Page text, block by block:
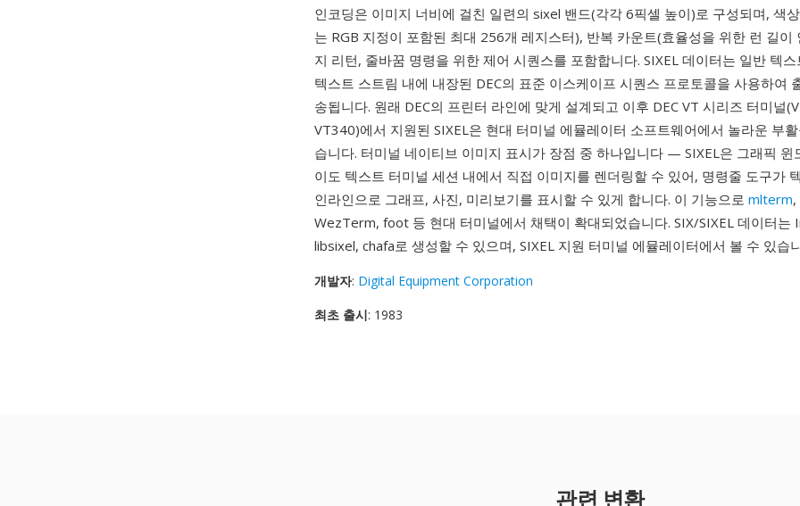
인코딩은 이미지 너비에 걸친 일련의 sixel 밴드(각각 6픽셀 높이)로 구성되며, 색
는 RGB 지정이 포함된 최대 256개 레지스터), 반복 카운트(효율성을 위한 런 길이
지 리턴, 줄바꿈 명령을 위한 제어 시퀀스를 포함합니다. SIXEL 데이터는 일반 텍
텍스트 스트림 내에 내장된 DEC의 표준 이스케이프 시퀀스 프로토콜을 사용하여
송됩니다. 원래 DEC의 프린터 라인에 맞게 설계되고 이후 DEC VT 시리즈 터미널
VT340)에서 지원된 SIXEL은 현대 터미널 에뮬레이터 소프트웨어에서 놀라운 부
습니다. 터미널 네이티브 이미지 표시가 장점 중 하나입니다 — SIXEL은 그래픽 윈
이도 텍스트 터미널 세션 내에서 직접 이미지를 렌더링할 수 있어, 명령줄 도구가
인라인으로 그래프, 사진, 미리보기를 표시할 수 있게 합니다. 이 기능으로 mlterm
WezTerm, foot 등 현대 터미널에서 채택이 확대되었습니다. SIX/SIXEL 데이터는
libsixel, chafa로 생성할 수 있으며, SIXEL 지원 터미널 에뮬레이터에서 볼 수 있습
개발자: Digital Equipment Corporation
최초 출시: 1983
관련 변환